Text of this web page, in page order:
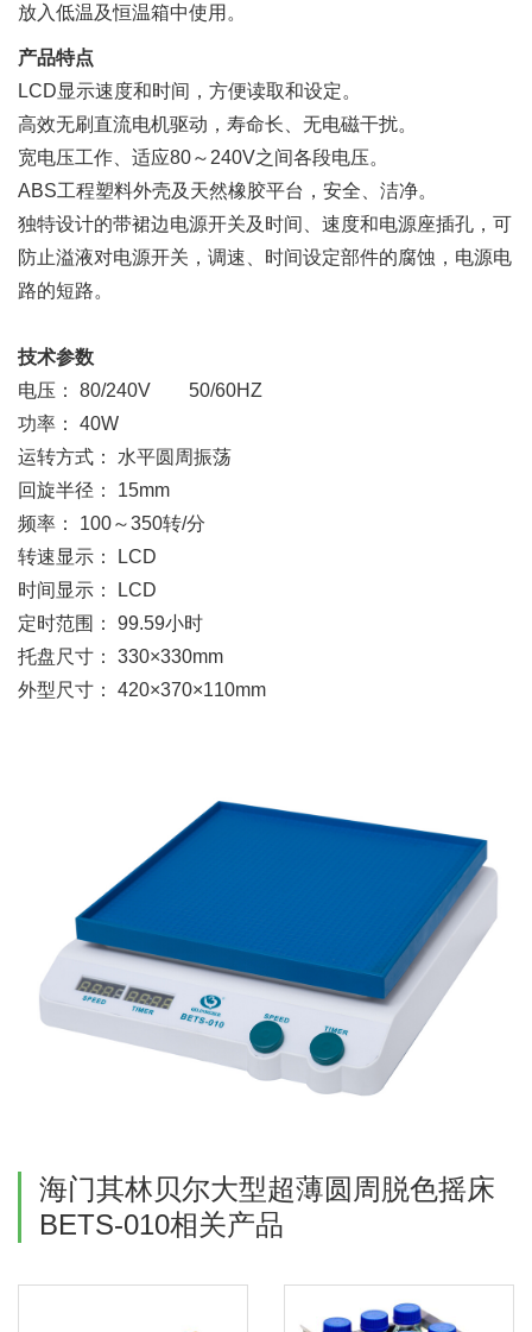
放入低温及恒温箱中使用。
产品特点
LCD显示速度和时间，方便读取和设定。
高效无刷直流电机驱动，寿命长、无电磁干扰。
宽电压工作、适应80～240V之间各段电压。
ABS工程塑料外壳及天然橡胶平台，安全、洁净。
独特设计的带裙边电源开关及时间、速度和电源座插孔，可
防止溢液对电源开关，调速、时间设定部件的腐蚀，电源电
路的短路。
技术参数
电压： 80/240V 50/60HZ
功率： 40W
运转方式： 水平圆周振荡
回旋半径： 15mm
频率： 100～350转/分
转速显示： LCD
时间显示： LCD
定时范围： 99.59小时
托盘尺寸： 330×330mm
外型尺寸： 420×370×110mm
海门其林贝尔大型超薄圆周脱色摇床
BETS-010相关产品